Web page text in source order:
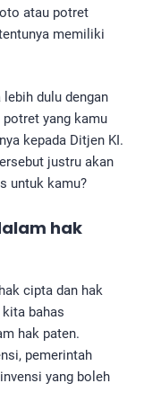
atau potret
memiliki
dulu dengan
potret yang kamu
kepada Ditjen KI.
justru akan
untuk kamu?
hak
cipta dan hak
bahas
hak paten.
pemerintah
yang boleh